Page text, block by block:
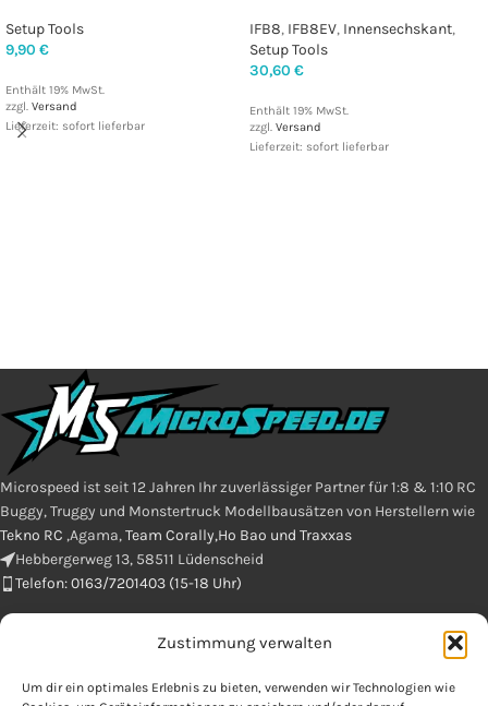
Zustimmung verwalten
Um dir ein optimales Erlebnis zu bieten, verwenden wir Technologien wie
Setup Tools
9,90 €
Enthält 19% MwSt.
zzgl. Versand
Lieferzeit: sofort lieferbar
IFB8, IFB8EV, Innensechskant,
Setup Tools
30,60 €
Enthält 19% MwSt.
zzgl. Versand
Lieferzeit: sofort lieferbar
Microspeed ist seit 12 Jahren Ihr zuverlässiger Partner für 1:8 & 1:10 RC
Buggy, Truggy und Monstertruck Modellbausätzen von Herstellern wie
Tekno RC ,Agama,Team Corally,Ho Bao und Traxxas
Hebbergerweg 13, 58511 Lüdenscheid
Telefon: 0163/7201403 (15-18 Uhr)